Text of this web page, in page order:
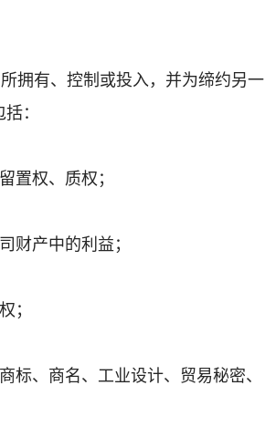
拥有、控制或投入，并为缔约另一
：
置权、质权；
财产中的利益；
；
、商名、工业设计、贸易秘密、